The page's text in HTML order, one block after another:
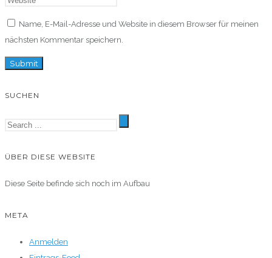
Name, E-Mail-Adresse und Website in diesem Browser für meinen
nächsten Kommentar speichern.
SUCHEN
ÜBER DIESE WEBSITE
Diese Seite befinde sich noch im Aufbau
META
Anmelden